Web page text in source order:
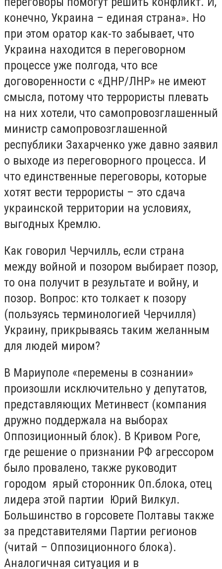
конечно, Украина – единая страна». Но
при этом оратор как-то забывает, что
Украина находится в переговорном
процессе уже полгода, что все
договоренности с «ДНР/ЛНР» не имеют
смысла, потому что террористы плевать
на них хотели, что самопровозглашенный
министр самопровозглашенной
республики Захарченко уже давно заявил
о выходе из переговорного процесса. И
что единственные переговоры, которые
хотят вести террористы – это сдача
украинской территории на условиях,
выгодных Кремлю.
Как говорил Черчилль, если страна
между войной и позором выбирает позор,
то она получит в результате и войну, и
позор. Вопрос: кто толкает к позору
(пользуясь терминологией Черчилля)
Украину, прикрываясь таким желанным
для людей миром?
В Мариуполе «перемены в сознании»
произошли исключительно у депутатов,
представляющих Метинвест (компания
дружно поддержала на выборах
Оппозиционный блок). В Кривом Роге,
где решение о признании РФ агрессором
было провалено, также руководит
городом ярый сторонник Оп.блока, отец
лидера этой партии Юрий Вилкул.
Большинство в горсовете Полтавы также
за представителями Партии регионов
(читай – Оппозиционного блока).
Аналогичная ситуация и в